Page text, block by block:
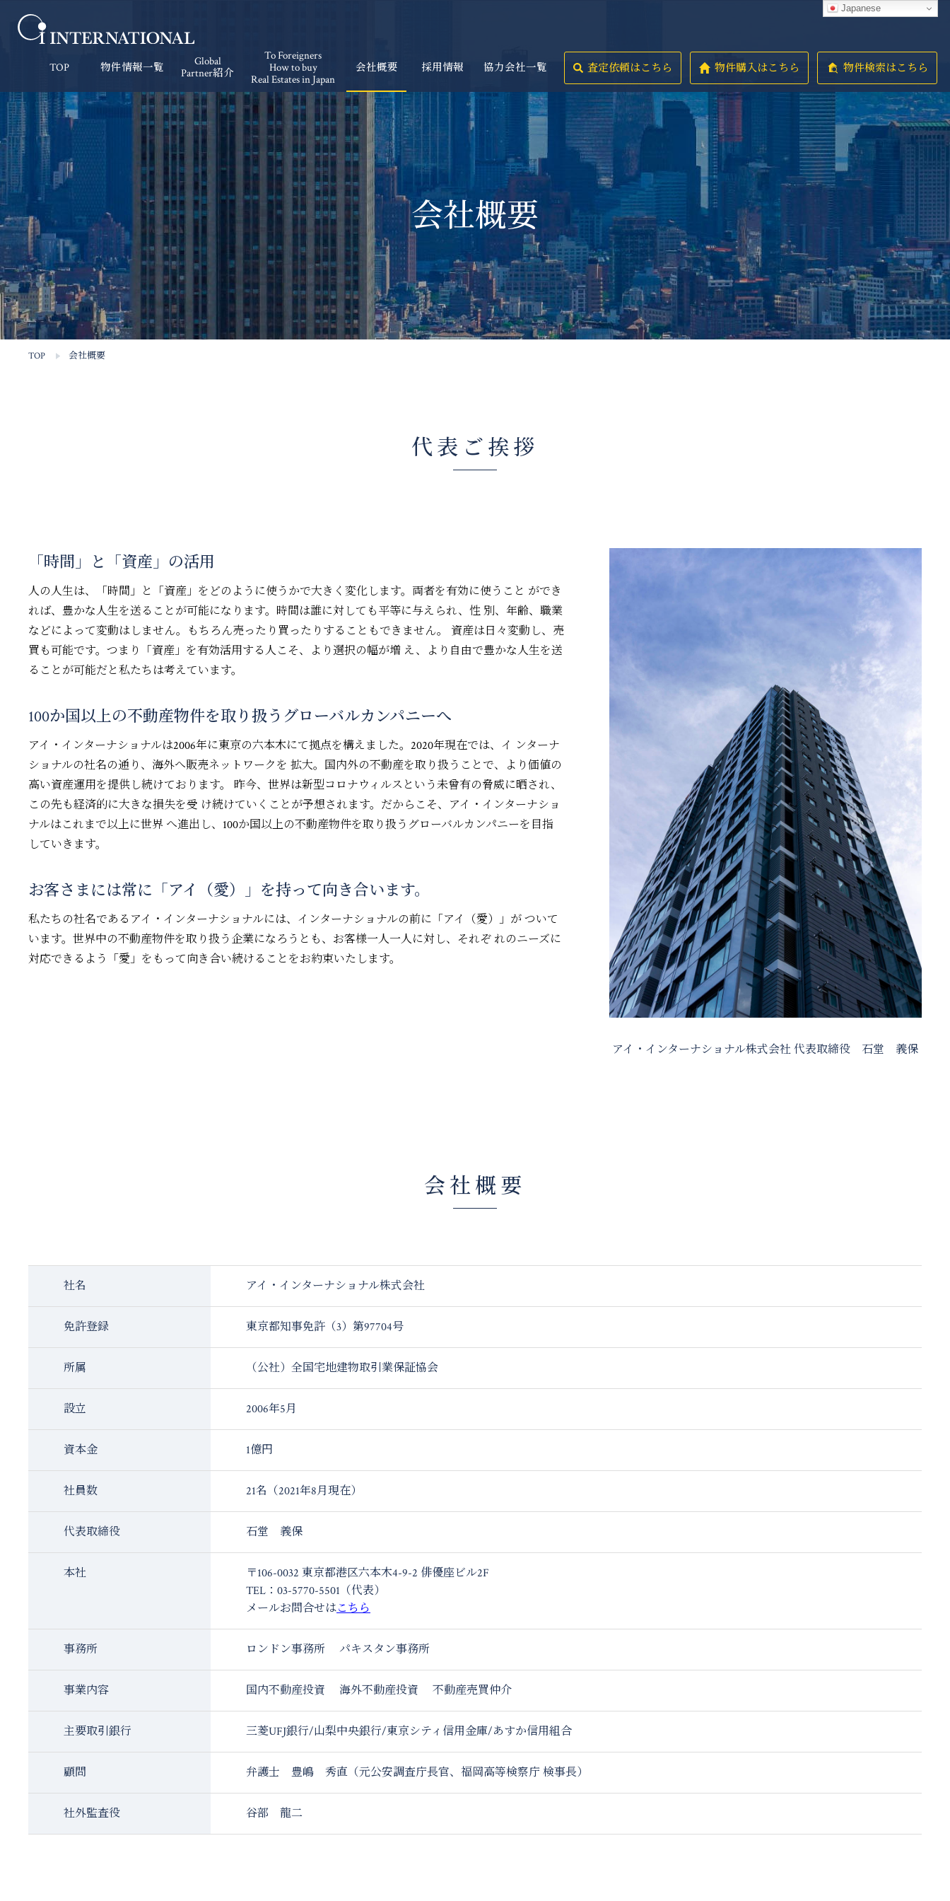
査定依頼はこちら 物件購入はこちら 物件検索はこちら
TOP 物件情報一覧
Global
Partner紹介
To Foreigners
How to buy
Real Estates in Japan
会社概要 採用情報 協力会社一覧
会社概要
TOP 会社概要
代表ご挨拶
「時間」と「資産」の活用
人の人生は、「時間」と「資産」をどのように使うかで大きく変化します。両者を有効に使うこと ができ
れば、豊かな人生を送ることが可能になります。時間は誰に対しても平等に与えられ、性 別、年齢、職業
などによって変動はしません。もちろん売ったり買ったりすることもできません。 資産は日々変動し、売
買も可能です。つまり「資産」を有効活用する人こそ、より選択の幅が増 え、より自由で豊かな人生を送
ることが可能だと私たちは考えています。
100か国以上の不動産物件を取り扱う グローバルカンパニーへ
アイ・インターナショナルは2006年に東京の六本木にて拠点を構えました。2020年現在では、イ ンターナ
ショナルの社名の通り、海外へ販売ネットワークを 拡大。国内外の不動産を取り扱うことで、より価値の
高い資産運用を提供し続けております。 昨今、世界は新型コロナウィルスという未曾有の脅威に晒され、
この先も経済的に大きな損失を受 け続けていくことが予想されます。だからこそ、アイ・インターナショ
ナルはこれまで以上に世界 へ進出し、100か国以上の不動産物件を取り扱うグローバルカンパニーを目指
していきます。
お客さまには常に「アイ（愛）」を持って向き合います。
私たちの社名であるアイ・インターナショナルには、インターナショナルの前に「アイ（愛）」が ついて
います。世界中の不動産物件を取り扱う企業になろうとも、お客様一人一人に対し、それぞ れのニーズに
対応できるよう「愛」をもって向き合い続けることをお約束いたします。
アイ・インターナショナル株式会社 代表取締役 石堂 義保
会社概要
社名 アイ・インターナショナル株式会社
免許登録 東京都知事免許（3）第97704号
所属 （公社）全国宅地建物取引業保証協会
設立 2006年5月
資本金 1億円
社員数 21名（2021年8月現在）
代表取締役 石堂 義保
本社 〒106-0032 東京都港区六本木4-9-2 俳優座ビル2F
TEL：03-5770-5501（代表）
メールお問合せはこちら
事務所 ロンドン事務所 パキスタン事務所
事業内容 国内不動産投資 海外不動産投資 不動産売買仲介
主要取引銀行 三菱UFJ銀行/山梨中央銀行/東京シティ信用金庫/あすか信用組合
顧問 弁護士 豊嶋 秀直（元公安調査庁長官、福岡高等検察庁 検事長）
社外監査役 谷部 龍二
Japanese